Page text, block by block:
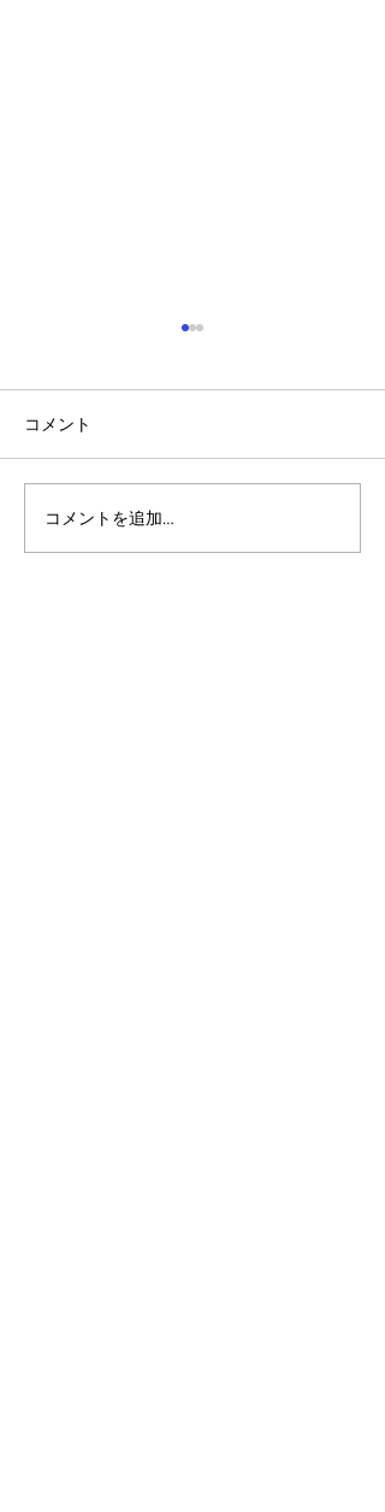
アルゴランドのポスト量
子暗号（PQC）ロードマ
コメント
コメントを追加…